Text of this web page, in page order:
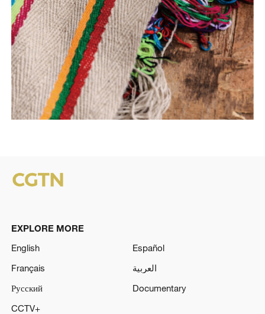
EXPLORE MORE
English
Español
Français
العربية
Русский
Documentary
CCTV+